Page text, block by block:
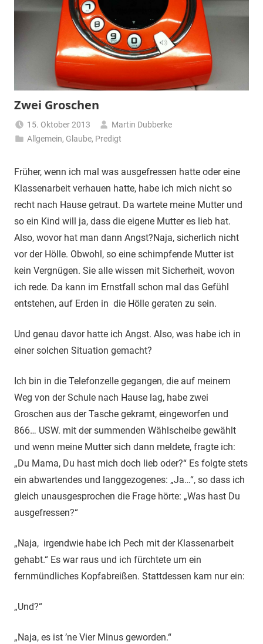
Zwei Groschen
15. Oktober 2013
Martin Dubberke
Allgemein, Glaube, Predigt
Früher, wenn ich mal was ausgefressen hatte oder eine
Klassenarbeit verhauen hatte, habe ich mich nicht so
recht nach Hause getraut. Da wartete meine Mutter und
so ein Kind will ja, dass die eigene Mutter es lieb hat.
Also, wovor hat man dann Angst?Naja, sicherlich nicht
vor der Hölle. Obwohl, so eine schimpfende Mutter ist
kein Vergnügen. Sie alle wissen mit Sicherheit, wovon
ich rede. Da kann im Ernstfall schon mal das Gefühl
entstehen, auf Erden in die Hölle geraten zu sein.
Und genau davor hatte ich Angst. Also, was habe ich in
einer solchen Situation gemacht?
Ich bin in die Telefonzelle gegangen, die auf meinem
Weg von der Schule nach Hause lag, habe zwei
Groschen aus der Tasche gekramt, eingeworfen und
866… USW. mit der summenden Wählscheibe gewählt
und wenn meine Mutter sich dann meldete, fragte ich:
„Du Mama, Du hast mich doch lieb oder?“ Es folgte stets
ein abwartendes und langgezogenes: „Ja…“, so dass ich
gleich unausgesprochen die Frage hörte: „Was hast Du
ausgefressen?“
„Naja, irgendwie habe ich Pech mit der Klassenarbeit
gehabt.“ Es war raus und ich fürchtete um ein
fernmündliches Kopfabreißen. Stattdessen kam nur ein:
„Und?“
„Naja, es ist ’ne Vier Minus geworden.“